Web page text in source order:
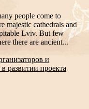
people come to
majestic cathedrals and
Lviv. But few
there are ancient...
и
развитии проекта